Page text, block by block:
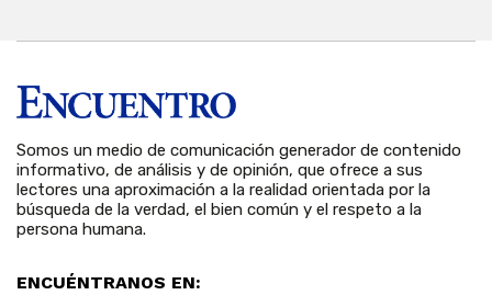
Somos un medio de comunicación generador de contenido
informativo, de análisis y de opinión, que ofrece a sus
lectores una aproximación a la realidad orientada por la
búsqueda de la verdad, el bien común y el respeto a la
persona humana.
ENCUÉNTRANOS EN: